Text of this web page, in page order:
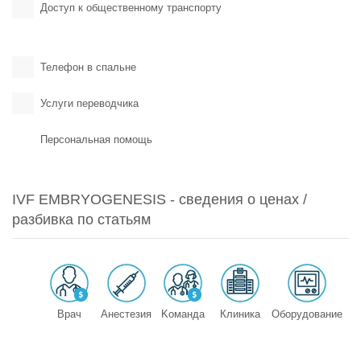
Доступ к общественному транспорту
Телефон в спальне
Услуги переводчика
Персональная помощь
IVF EMBRYOGENESIS - сведения о ценах /
разбивка по статьям
Врач Анестезия Kоманда Клиника Оборудование